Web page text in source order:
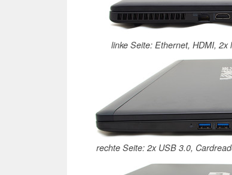
linke Seite: Ethernet, HDMI,
rechte Seite: 2x USB 3.0,